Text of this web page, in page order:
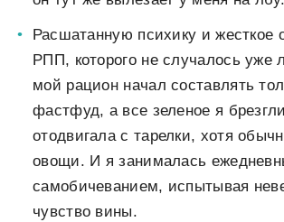
Расшатанную психику и жесткое
РПП, которого не случалось уже
мой рацион начал составлять
фастфуд, а все зеленое я
отодвигала с тарелки, хотя
овощи. И я занималась
самобичеванием, испытывая
чувство вины.